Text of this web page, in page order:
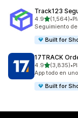
Track123
4.9de 5(1,564)
1564 reseñas
•
Seguimiento
Built for
17TRACK
4.9de 5(3,835)
3835 reseñas•
App todo en
Built for